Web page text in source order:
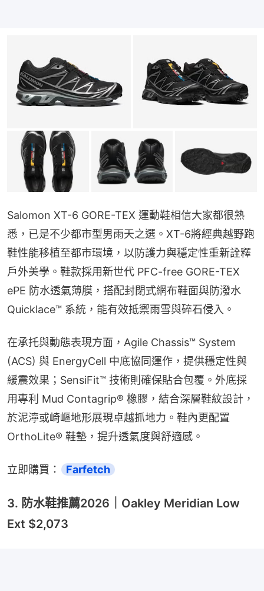
Salomon XT-6 GORE-TEX 運動鞋相信大家都很熟
悉，已是不少都市型男雨天之選。XT-6將經典越野跑
鞋性能移植至都市環境，以防護力與穩定性重新詮釋
戶外美學。鞋款採用新世代 PFC-free GORE-TEX
ePE 防水透氣薄膜，搭配封閉式網布鞋面與防潑水
Quicklace™ 系統，能有效抵禦雨雪與碎石侵入。
在承托與動態表現方面，Agile Chassis™ System
(ACS) 與 EnergyCell 中底協同運作，提供穩定性與
緩震效果；SensiFit™ 技術則確保貼合包覆。外底採
用專利 Mud Contagrip® 橡膠，結合深層鞋紋設計，
於泥濘或崎嶇地形展現卓越抓地力。鞋內更配置
OrthoLite® 鞋墊，提升透氣度與舒適感。
立即購買： Farfetch
3. 防水鞋推薦2026｜Oakley Meridian Low
Ext $2,073